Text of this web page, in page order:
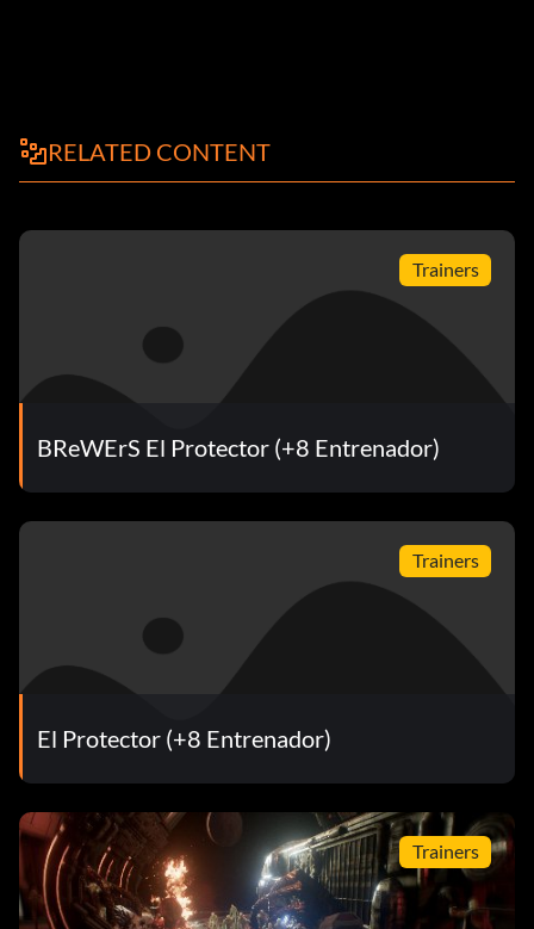
RELATED CONTENT
Trainers
BReWErS El Protector (+8 Entrenador)
Trainers
El Protector (+8 Entrenador)
Trainers